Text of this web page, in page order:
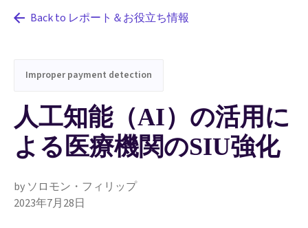
Back to レポート＆お役立ち情報
Improper payment detection
人工知能（AI）の活用に
よる医療機関のSIU強化
by ソロモン・フィリップ
2023年7月28日